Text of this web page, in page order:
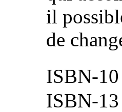
il
de